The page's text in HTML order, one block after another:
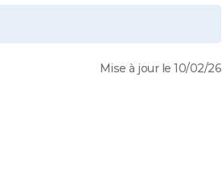
Mise à jour le 10/02/26